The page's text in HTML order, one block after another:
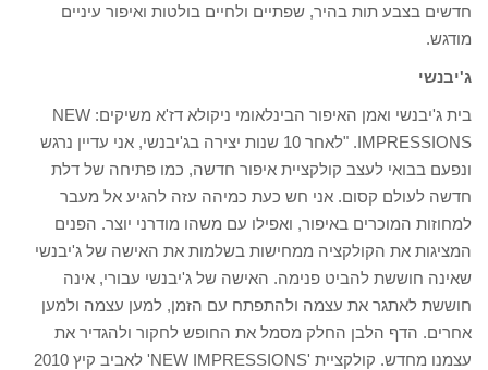
חדשים בצבע תות בהיר, שפתיים ולחיים בולטות ואיפור עיניים
מודגש.
ג'יבנשי
בית ג'יבנשי ואמן האיפור הבינלאומי ניקולא דז'א משיקים: NEW
IMPRESSIONS. "לאחר 10 שנות יצירה בג'יבנשי, אני עדיין נרגש
ונפעם בבואי לעצב קולקציית איפור חדשה, כמו פתיחה של דלת
חדשה לעולם קסום. אני חש כעת כמיהה עזה להגיע אל מעבר
למחוזות המוכרים באיפור, ואפילו עם משהו מודרני יוצר. הפנים
המציגות את הקולקציה ממחישות בשלמות את האישה של ג'יבנשי
שאינה חוששת להביט פנימה. האישה של ג'יבנשי עבורי, אינה
חוששת לאתגר את עצמה ולהתפתח עם הזמן, למען עצמה ולמען
אחרים. הדף הלבן החלק מסמל את החופש לחקור ולהגדיר את
עצמנו מחדש. קולקציית 'NEW IMPRESSIONS' לאביב קיץ 2010